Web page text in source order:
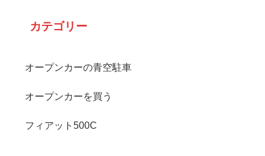
カテゴリー
オープンカーの青空駐車
オープンカーを買う
フィアット500C